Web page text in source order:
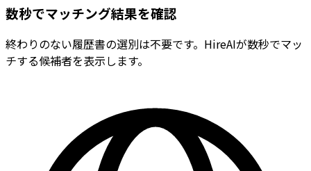
数秒でマッチング結果を確認
終わりのない履歴書の選別は不要です。HireAIが数秒でマッ
チする候補者を表示します。